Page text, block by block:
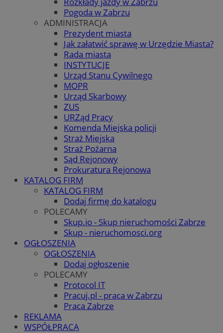
Pogoda w Zabrzu
ADMINISTRACJA
Prezydent miasta
Jak załatwić sprawę w Urzędzie Miasta?
Rada miasta
INSTYTUCJE
Urząd Stanu Cywilnego
MOPR
Urząd Skarbowy
ZUS
URZąd Pracy
Komenda Miejska policji
Straż Miejska
Straż Pożarna
Sąd Rejonowy
Prokuratura Rejonowa
KATALOG FIRM
KATALOG FIRM
Dodaj firmę do katalogu
POLECAMY
Skup.io - Skup nieruchomości Zabrze
Skup - nieruchomosci.org
OGŁOSZENIA
OGŁOSZENIA
Dodaj ogłoszenie
POLECAMY
Protocol IT
Pracuj.pl - praca w Zabrzu
Praca Zabrze
REKLAMA
WSPÓŁPRACA